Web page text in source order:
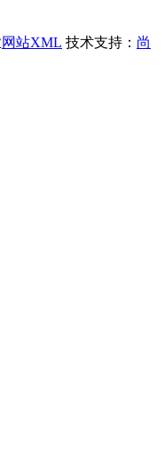
网站XML 技术支持： 尚